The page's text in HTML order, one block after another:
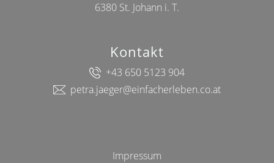
6380 St. Johann i. T.
Kontakt
+43 650 5123 904
petra.jaeger@einfacherleben.co.at
Impressum